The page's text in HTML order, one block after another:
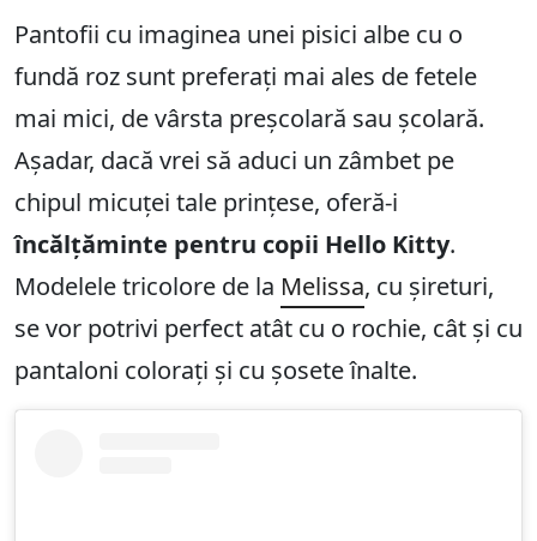
Pantofii cu imaginea unei pisici albe cu o
fundă roz sunt preferați mai ales de fetele
mai mici, de vârsta preșcolară sau școlară.
Așadar, dacă vrei să aduci un zâmbet pe
chipul micuței tale prințese, oferă-i
încălțăminte pentru copii Hello Kitty.
Modelele tricolore de la Melissa, cu șireturi,
se vor potrivi perfect atât cu o rochie, cât și cu
pantaloni colorați și cu șosete înalte.